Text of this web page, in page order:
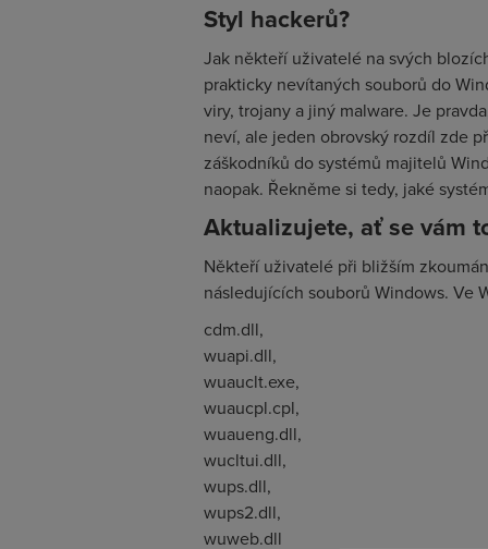
Styl hackerů?
Jak někteří uživatelé na svých
prakticky nevítaných souborů do
viry, trojany a jiný malware. Je
neví, ale jeden obrovský rozdíl zde
záškodníků do systémů majitelů
naopak. Řekněme si tedy, jaké
Aktualizujete, ať se vám
Někteří uživatelé při bližším
následujících souborů Windows. Ve
cdm.dll,
wuapi.dll,
wuauclt.exe,
wuaucpl.cpl,
wuaueng.dll,
wucltui.dll,
wups.dll,
wups2.dll,
wuweb.dll